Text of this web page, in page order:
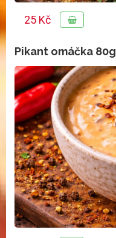
25 Kč
Pikant omáčka 80g